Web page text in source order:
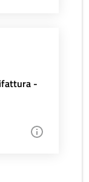
-